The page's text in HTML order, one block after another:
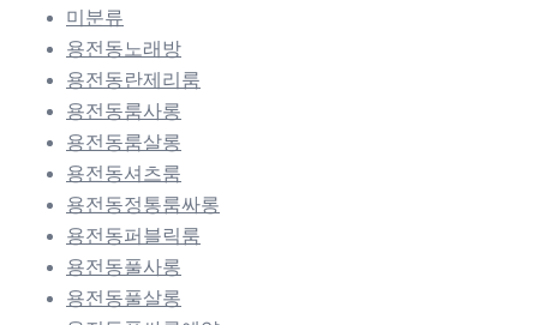
미분류
용전동노래방
용전동란제리룸
용전동룸사롱
용전동룸살롱
용전동셔츠룸
용전동정통룸싸롱
용전동퍼블릭룸
용전동풀사롱
용전동풀살롱